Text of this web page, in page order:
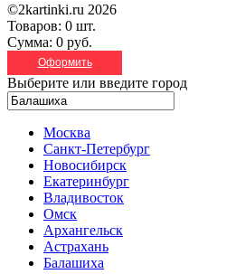
©2kartinki.ru 2026
Товаров: 0 шт.
Сумма: 0 руб.
Оформить
Выберите или введите город
Москва
Санкт-Петербург
Новосибирск
Екатеринбург
Владивосток
Омск
Архангельск
Астрахань
Балашиха